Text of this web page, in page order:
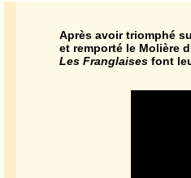
Après avoir triomphé
et remporté le Molière
Les Franglaisesfont